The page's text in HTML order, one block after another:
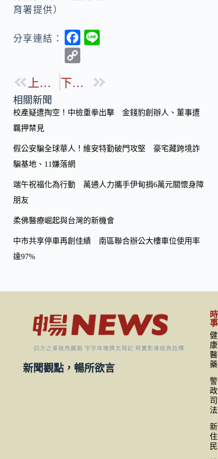
育署提供）
分享連結：
F
b
o
p
Li
k
上一篇 下一篇
相關新聞
校產疑遭掏空！中檢重拳出擊 金錢豹創辦人、董事遭
羈押禁見
假公安騙全球華人！維安特勤破門攻堅 豪宅藏跨境詐
騙基地、11嫌落網
端午祝福化為行動 萬通人力攜手伊甸捐6萬元關懷身障
朋友
柔佛醫療崛起與台灣的新機會
中市共享停車再創佳績 南區聯合辦公大樓車位使用率
達97%
新聞觀點，暢所欲言
時
事
健
康
醫
藥
警
政
司
法
新
住
民